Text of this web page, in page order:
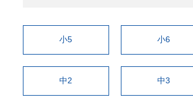
小5 小6
中2 中3